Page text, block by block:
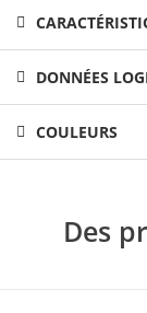
DONNÉES
COULEURS
Des